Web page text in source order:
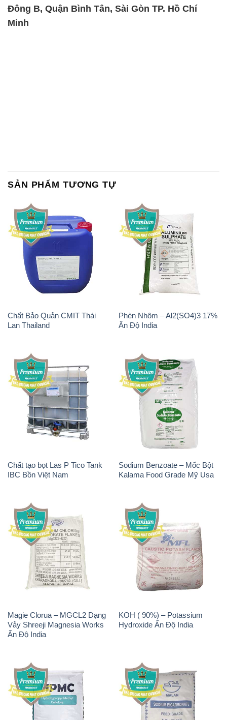
Đông B, Quận Bình Tân, Sài Gòn TP. Hồ Chí
Minh
SẢN PHẨM TƯƠNG TỰ
Chất Bảo Quản CMIT Thái
Lan Thailand
Phèn Nhôm – Al2(SO4)3 17%
Ấn Độ India
Chất tạo bọt Las P Tico Tank
IBC Bồn Việt Nam
Sodium Benzoate – Mốc Bột
Kalama Food Grade Mỹ Usa
Magie Clorua – MGCL2 Dạng
Vảy Shreeji Magnesia Works
Ấn Độ India
KOH ( 90%) – Potassium
Hydroxide Ấn Độ India